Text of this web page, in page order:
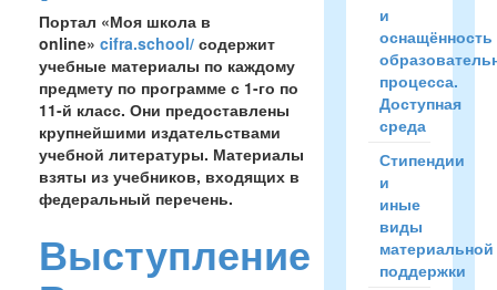
Портал «Моя школа в
online» cifra.school/ содержит
учебные материалы по каждому
предмету по программе с 1-го по
11-й класс. Они предоставлены
крупнейшими издательствами
учебной литературы. Материалы
взяты из учебников, входящих в
федеральный перечень.
Выступление
и
оснащённость
процесса.
Доступная
среда
Стипендии
и
иные
виды
материальной
поддержки